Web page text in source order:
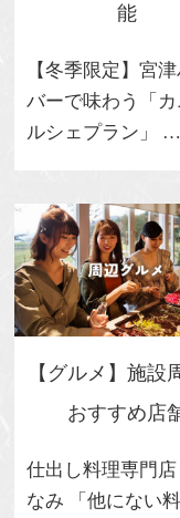
能
【冬季限定】宮
バーで味わう「カ
ルシェプラン」 …
【グルメ】施設
おすすめ店
仕出し料理専門店
なみ 「他にない料